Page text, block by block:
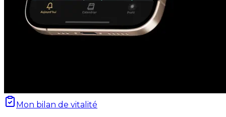
Mon bilan de vitalité